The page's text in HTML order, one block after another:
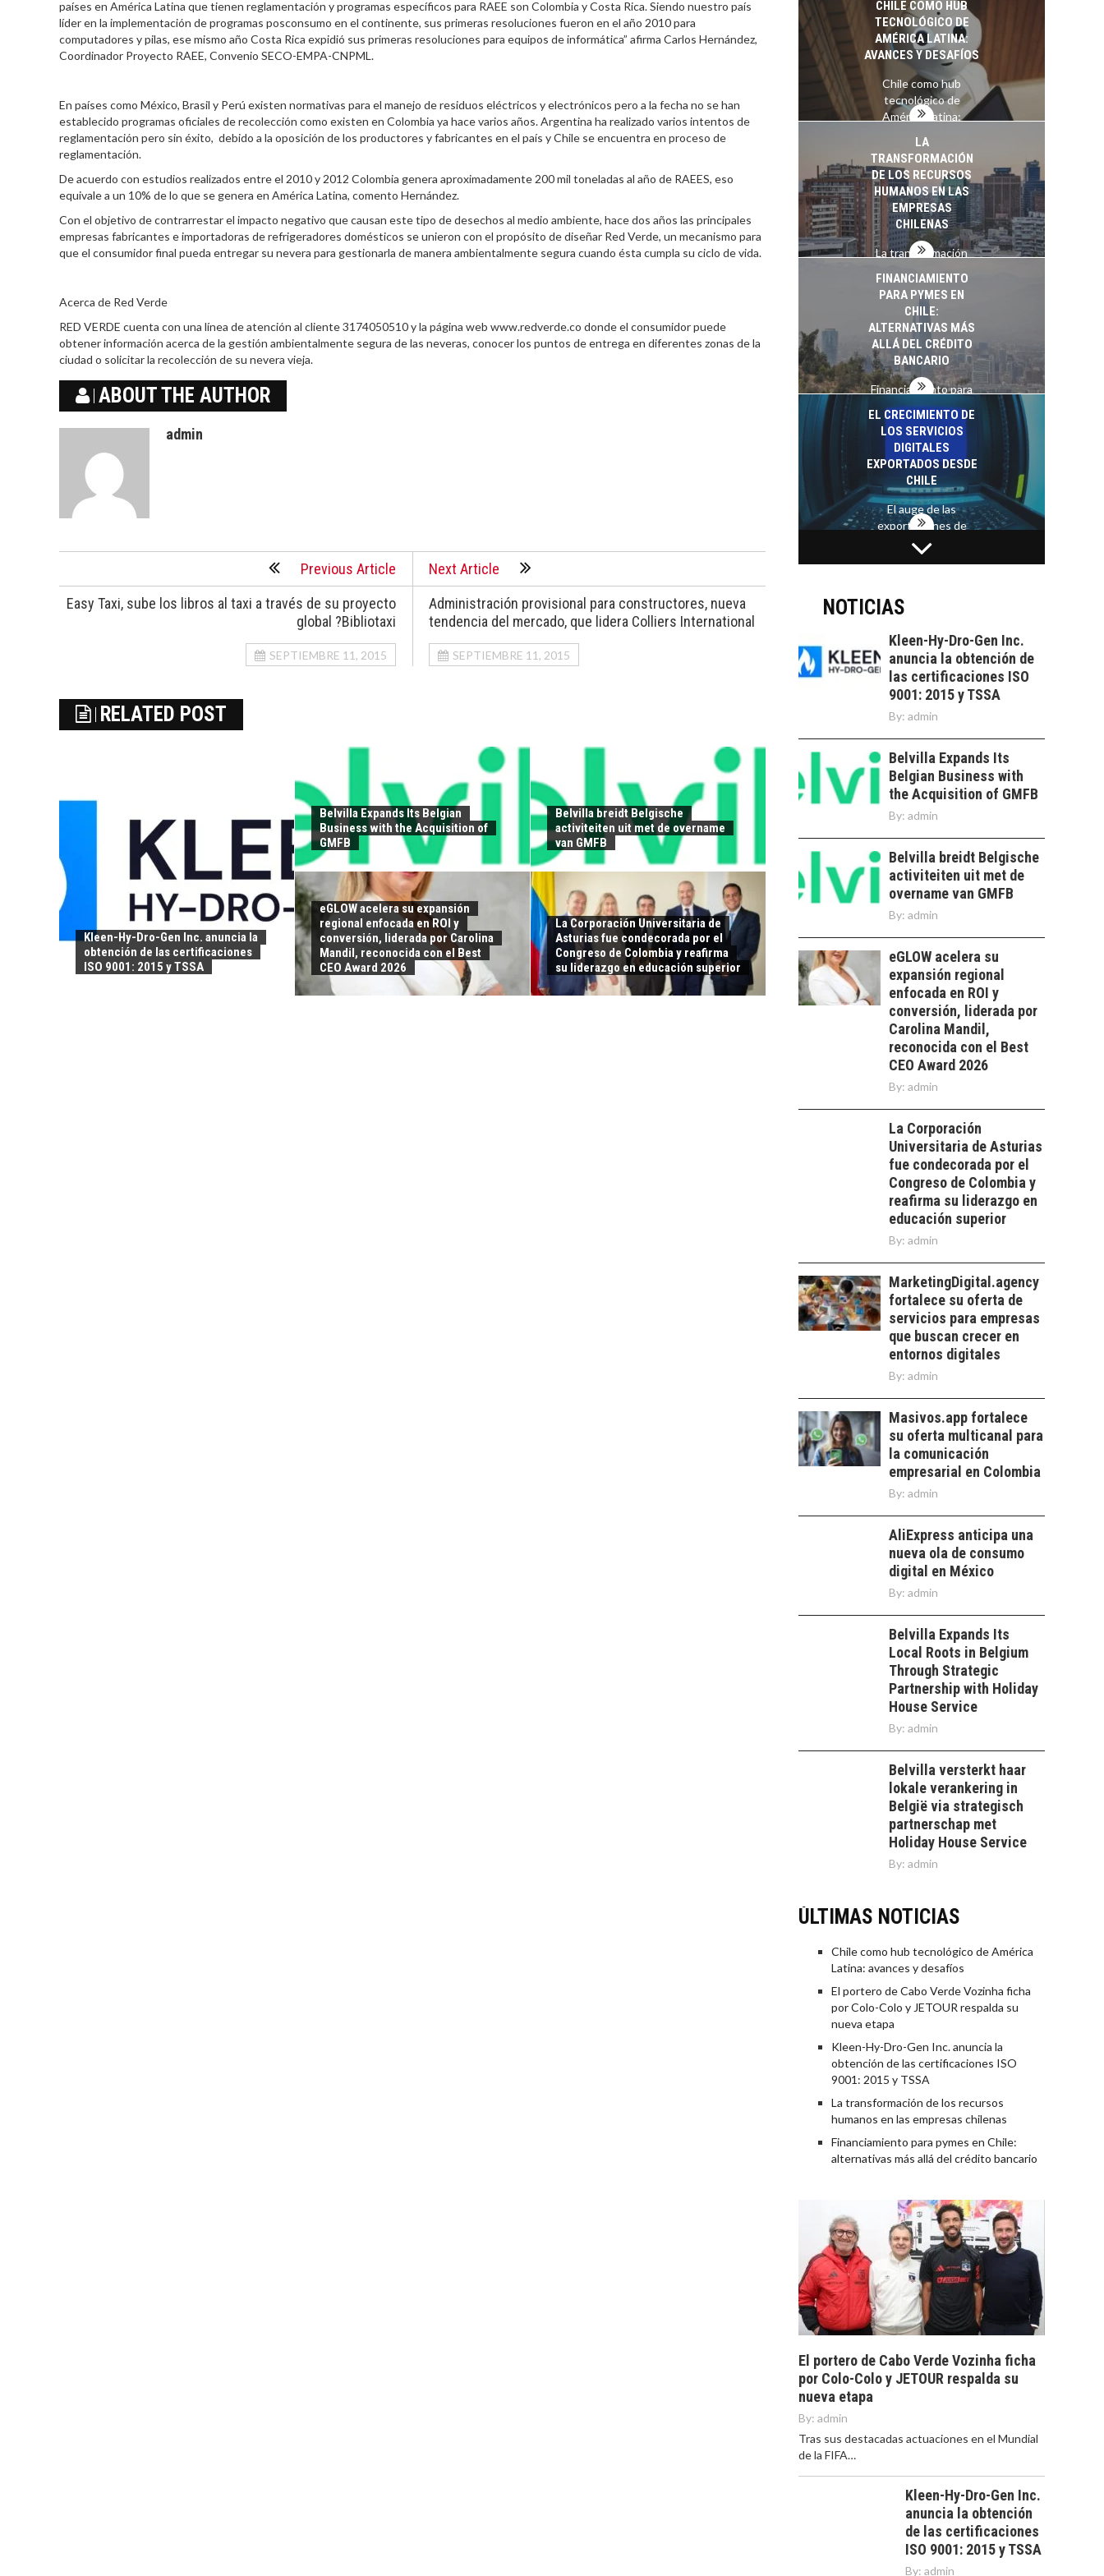
países en América Latina que tienen reglamentación y programas específicos para RAEE son Colombia y Costa Rica. Siendo nuestro país
líder en la implementación de programas posconsumo en el continente, sus primeras resoluciones fueron en el año 2010 para
computadores y pilas, ese mismo año Costa Rica expidió sus primeras resoluciones para equipos de informática” afirma Carlos Hernández,
Coordinador Proyecto RAEE, Convenio SECO-EMPA-CNPML.
En países como México, Brasil y Perú existen normativas para el manejo de residuos eléctricos y electrónicos pero a la fecha no se han
establecido programas oficiales de recolección como existen en Colombia ya hace varios años. Argentina ha realizado varios intentos de
reglamentación pero sin éxito, debido a la oposición de los productores y fabricantes en el país y Chile se encuentra en proceso de
reglamentación.
De acuerdo con estudios realizados entre el 2010 y 2012 Colombia genera aproximadamente 200 mil toneladas al año de RAEES, eso
equivale a un 10% de lo que se genera en América Latina, comento Hernández.
Con el objetivo de contrarrestar el impacto negativo que causan este tipo de desechos al medio ambiente, hace dos años las principales
empresas fabricantes e importadoras de refrigeradores domésticos se unieron con el propósito de diseñar Red Verde, un mecanismo para
que el consumidor final pueda entregar su nevera para gestionarla de manera ambientalmente segura cuando ésta cumpla su ciclo de vida.
Acerca de Red Verde
RED VERDE cuenta con una línea de atención al cliente 3174050510 y la página web www.redverde.co donde el consumidor puede
obtener información acerca de la gestión ambientalmente segura de las neveras, conocer los puntos de entrega en diferentes zonas de la
ciudad o solicitar la recolección de su nevera vieja.
ABOUT THE AUTHOR
admin
Previous Article
Easy Taxi, sube los libros al taxi a través de su proyecto
global ?Bibliotaxi
SEPTIEMBRE 11, 2015
Next Article
Administración provisional para constructores, nueva
tendencia del mercado, que lidera Colliers International
SEPTIEMBRE 11, 2015
RELATED POST
Kleen-Hy-Dro-Gen Inc. anuncia la
obtención de las certificaciones
ISO 9001: 2015 y TSSA
Belvilla Expands Its Belgian
Business with the Acquisition of
GMFB
Belvilla breidt Belgische
activiteiten uit met de overname
van GMFB
eGLOW acelera su expansión
regional enfocada en ROI y
conversión, liderada por Carolina
Mandil, reconocida con el Best
CEO Award 2026
La Corporación Universitaria de
Asturias fue condecorada por el
Congreso de Colombia y reafirma
su liderazgo en educación superior
CHILE COMO HUB
TECNOLÓGICO DE
AMÉRICA LATINA:
AVANCES Y DESAFÍOS
Chile como hub
tecnológico de
América Latina:
LA
TRANSFORMACIÓN
DE LOS RECURSOS
HUMANOS EN LAS
EMPRESAS
CHILENAS
La transformación
recursos humanos en
las empresas…
FINANCIAMIENTO
PARA PYMES EN
CHILE:
ALTERNATIVAS MÁS
ALLÁ DEL CRÉDITO
BANCARIO
Financiamiento para
pymes en Chile:
alternativas que
trascienden el
crédito…
EL CRECIMIENTO DE
LOS SERVICIOS
DIGITALES
EXPORTADOS DESDE
CHILE
El auge de las
exportaciones de
servicios digitales en
Chile:…
TURISMO EN EL
DESIERTO DE
OPORTUNIDADES
PARA EL
DESARROLLO LOCAL
El Desierto de
Atacama: Motor
Estratégico para el
Desarrollo Turístico…
LA INDUSTRIA
MINERA CHILENA
FRENTE AL DESAFÍO
DE LA
SOSTENIBILIDAD
Minería chilena: un
pilar estratégico ante
el reto ineludible de…
CHILE COMO HUB
TECNOLÓGICO DE
AMÉRICA LATINA:
AVANCES Y DESAFÍOS
Chile como hub
tecnológico de
América Latina:
avances y desafíos…
LA
TRANSFORMACIÓN
DE LOS RECURSOS
HUMANOS EN LAS
EMPRESAS
CHILENAS
La transformación
estratégica de los
las empresas…
FINANCIAMIENTO
PARA PYMES EN
CHILE:
ALTERNATIVAS MÁS
ALLÁ DEL CRÉDITO
BANCARIO
Financiamiento para
pymes en Chile:
alternativas que
crédito…
EL CRECIMIENTO DE
LOS SERVICIOS
DIGITALES
EXPORTADOS DESDE
CHILE
El auge de las
exportaciones de
servicios digitales en
Chile:…
NOTICIAS
Kleen-Hy-Dro-Gen Inc.
anuncia la obtención de
las certificaciones ISO
9001: 2015 y TSSA
By: admin
Belvilla Expands Its
Belgian Business with
the Acquisition of GMFB
By: admin
Belvilla breidt Belgische
activiteiten uit met de
overname van GMFB
By: admin
eGLOW acelera su
expansión regional
enfocada en ROI y
conversión, liderada por
Carolina Mandil,
reconocida con el Best
CEO Award 2026
By: admin
La Corporación
Universitaria de Asturias
fue condecorada por el
Congreso de Colombia y
reafirma su liderazgo en
educación superior
By: admin
MarketingDigital.agency
fortalece su oferta de
servicios para empresas
que buscan crecer en
entornos digitales
By: admin
Masivos.app fortalece
su oferta multicanal para
la comunicación
empresarial en Colombia
By: admin
AliExpress anticipa una
nueva ola de consumo
digital en México
By: admin
Belvilla Expands Its
Local Roots in Belgium
Through Strategic
Partnership with Holiday
House Service
By: admin
Belvilla versterkt haar
lokale verankering in
België via strategisch
partnerschap met
Holiday House Service
By: admin
ÚLTIMAS NOTICIAS
Chile como hub tecnológico de América
Latina: avances y desafíos
El portero de Cabo Verde Vozinha ficha
por Colo-Colo y JETOUR respalda su
nueva etapa
Kleen-Hy-Dro-Gen Inc. anuncia la
obtención de las certificaciones ISO
9001: 2015 y TSSA
La transformación de los recursos
humanos en las empresas chilenas
Financiamiento para pymes en Chile:
alternativas más allá del crédito bancario
El portero de Cabo Verde Vozinha ficha
por Colo-Colo y JETOUR respalda su
nueva etapa
By: admin
Tras sus destacadas actuaciones en el Mundial
de la FIFA…
Kleen-Hy-Dro-Gen Inc.
anuncia la obtención
de las certificaciones
ISO 9001: 2015 y TSSA
By: admin